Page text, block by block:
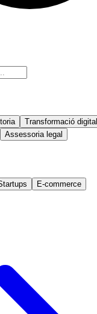
Transformació digital
Assessoria legal
E-commerce